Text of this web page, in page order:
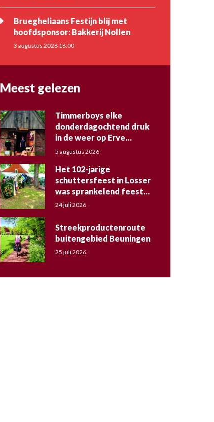
Bruegheliaans Festijn blij met
hoofdsponsor: Bakkerij Nollen
3 augustus 2026 16:00
Meest gelezen
Timmerboys elke
donderdagochtend druk
in de weer op Erve
Kraesgenberg
5 augustus 2026
Het 102-jarige
schuttersfeest in Losser
was sprankelend feest
voor jong en oud
24 juli 2026
Streekproductenroute
buitengebied Beuningen
25 juli 2026